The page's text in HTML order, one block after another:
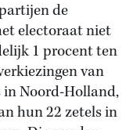
de
electoraat niet
1 procent ten
van
in Noord-Holland,
hun 22 zetels in